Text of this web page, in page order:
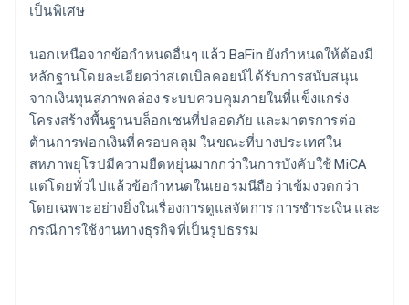
เป็นพิเศษ
นอกเหนือจากข้อกำหนดอื่นๆ แล้ว BaFin ยังกำหนดให้ต้องมี
หลักฐานโดยละเอียดว่าสเตเบิลคอยน์ได้รับการสนับสนุน
จากเงินทุนสภาพคล่อง ระบบควบคุมภายในที่แข็งแกร่ง
โครงสร้างพื้นฐานบล็อกเชนที่ปลอดภัย และมาตรการต่อ
ต้านการฟอกเงินที่ครอบคลุม ในขณะที่บางประเทศใน
สหภาพยุโรปมีความยืดหยุ่นมากกว่าในการบังคับใช้ MiCA
แต่โดยทั่วไปแล้วข้อกำหนดในเยอรมนีถือว่าเข้มงวดกว่า
โดยเฉพาะอย่างยิ่งในเรื่องการดูแลจัดการ การชำระเงิน และ
กรณีการใช้งานทางธุรกิจที่เป็นรูปธรรม